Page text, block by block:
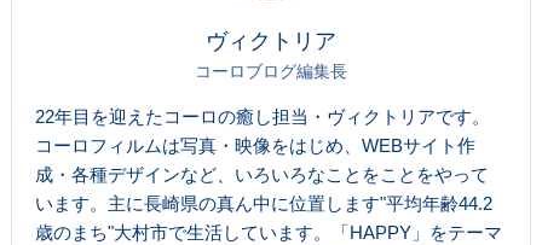
ヴィクトリア
コーロブログ編集長
22年目を迎えたコーロの癒し担当・ヴィクトリアです。
コーロフィルムは写真・映像をはじめ、WEBサイト作
成・各種デザインなど、いろいろなことをことをやって
います。主に長崎県の真ん中に位置します"平均年齢44.2
歳のまち"大村市で生活しています。「HAPPY」をテーマ